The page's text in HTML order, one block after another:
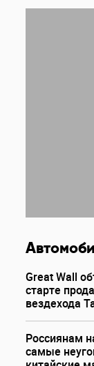
Great Wall
старте
вездехода
Россиянам
самые